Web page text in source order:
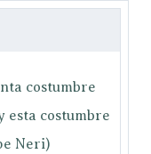
costumbre
costumbre
Neri)